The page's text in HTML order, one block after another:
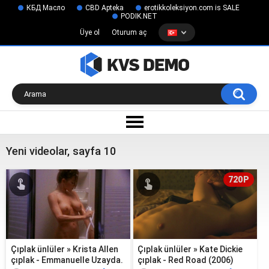
КБД Масло CBD Apteka
erotikkoleksiyon.com is SALE
PODIK.NET
Üye ol
Oturum aç
Yeni videolar, sayfa 10
Çıplak ünlüler » Krista Allen
çıplak - Emmanuelle Uzayda.
720P
Çıplak ünlüler » Kate Dickie
çıplak - Red Road (2006)